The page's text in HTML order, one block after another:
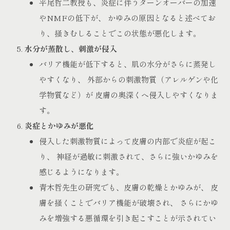
平尾哲二教授も、炎症に伴うターンオーバーの加速
やNMFの低下が、 かゆみの原因となると述べてお
り、掻きむしることでこの状態が悪化します。
水分が蒸散し、刺激が侵入
バリア機能が低下すると、肌の水分がさらに蒸発し
やすくなり、 外部からの刺激物質（アレルゲンや化
学物質など）が 皮膚の奥深くへ侵入しやすくなりま
す。
炎症とかゆみが悪化
侵入した刺激物質によって皮膚の内部で炎症が起こ
り、 神経が過敏に刺激されて、さらに強いかゆみを
感じるようになります。
青木哲先生の研究でも、皮膚の乾燥とかゆみが、 皮
膚を掻くことでバリア機能が破壊され、 さらにかゆ
みを増強する悪循環を引き起こすことが示されてい